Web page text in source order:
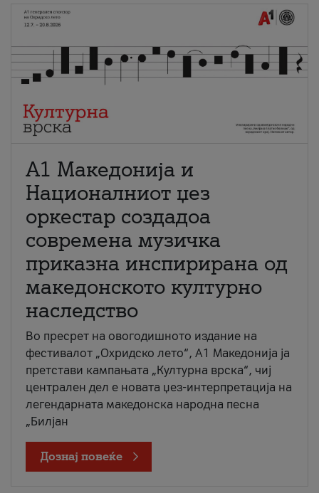
А1 Македонија и
Националниот џез
оркестар создадоа
современа музичка
приказна инспирирана од
македонското културно
наследство
Во пресрет на овогодишното издание на
фестивалот „Охридско лето“, А1 Македонија ја
претстави кампањата „Културна врска“, чиј
централен дел е новата џез-интерпретација на
легендарната македонска народна песна
„Билјан
Дознај повеќе